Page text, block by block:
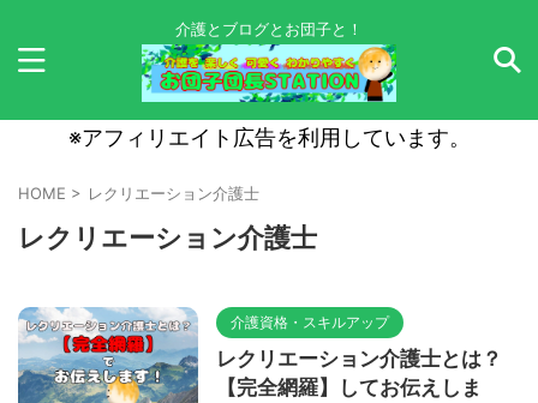
介護とブログとお団子と！
※アフィリエイト広告を利用しています。
HOME > レクリエーション介護士
レクリエーション介護士
介護資格・スキルアップ
レクリエーション介護士とは？
【完全網羅】してお伝えしま